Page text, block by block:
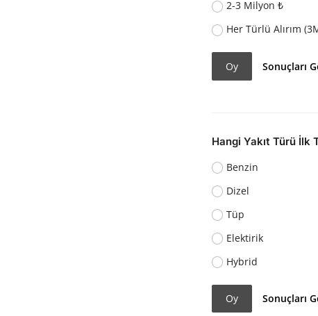
2-3 Milyon ₺
Her Türlü Alırım
Oy Sonuçları
Hangi Yakıt Türü İlk
Benzin
Dizel
Tüp
Elektirik
Hybrid
Oy Sonuçları